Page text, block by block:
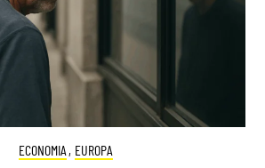
ECONOMIA , EUROPA